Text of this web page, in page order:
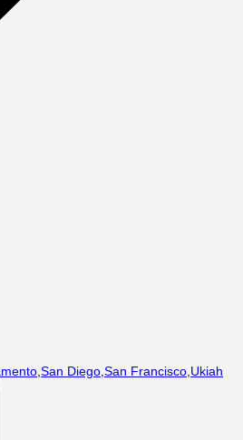
,San Diego,San Francisco,Ukiah